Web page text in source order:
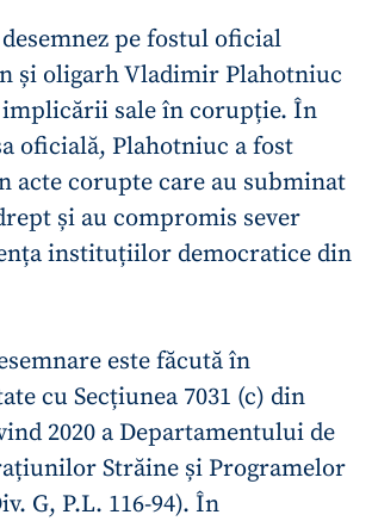
pe fostul oficial
și oligarh Vladimir Plahotniuc
implicării sale în corupție. În
oficială, Plahotniuc a fost
acte corupte care au subminat
și au compromis sever
instituțiilor democratice din
este făcută în
cu Secțiunea 7031 (c) din
2020 a Departamentului de
Străine și Programelor
G, P.L. 116-94). În